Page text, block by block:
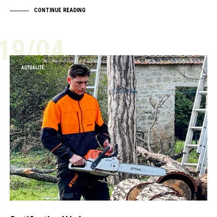
CONTINUE READING
04
ACTUALITÉ